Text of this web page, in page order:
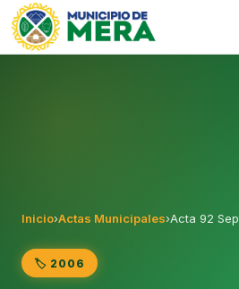
Gobierno Autónomo
Inicio›Actas Municipales›Acta 92
🏷️ 2006